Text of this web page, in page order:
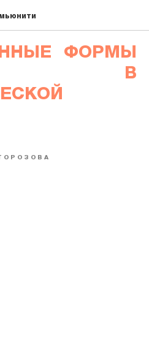
ФОРМЫ
В